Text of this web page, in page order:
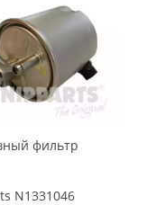
фильтр
N1331046